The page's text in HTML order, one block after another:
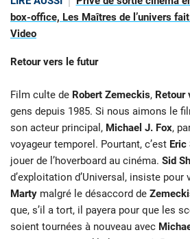
box-office, Les Maîtres de l’univers
Video
Retour vers le futur
Film culte de Robert Zemeckis, Retour
gens depuis 1985. Si nous aimons le
son acteur principal, Michael J. Fox,
voyageur temporel. Pourtant, c’est Eric
jouer de l’hoverboard au cinéma. Sid
d’exploitation d’Universal, insiste pour
Marty malgré le désaccord de
que, s’il a tort, il payera pour que les
soient tournées à nouveau avec